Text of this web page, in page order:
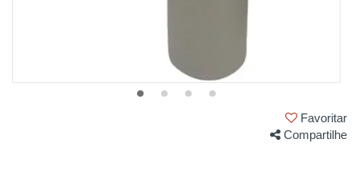
Favoritar
Compartilhe